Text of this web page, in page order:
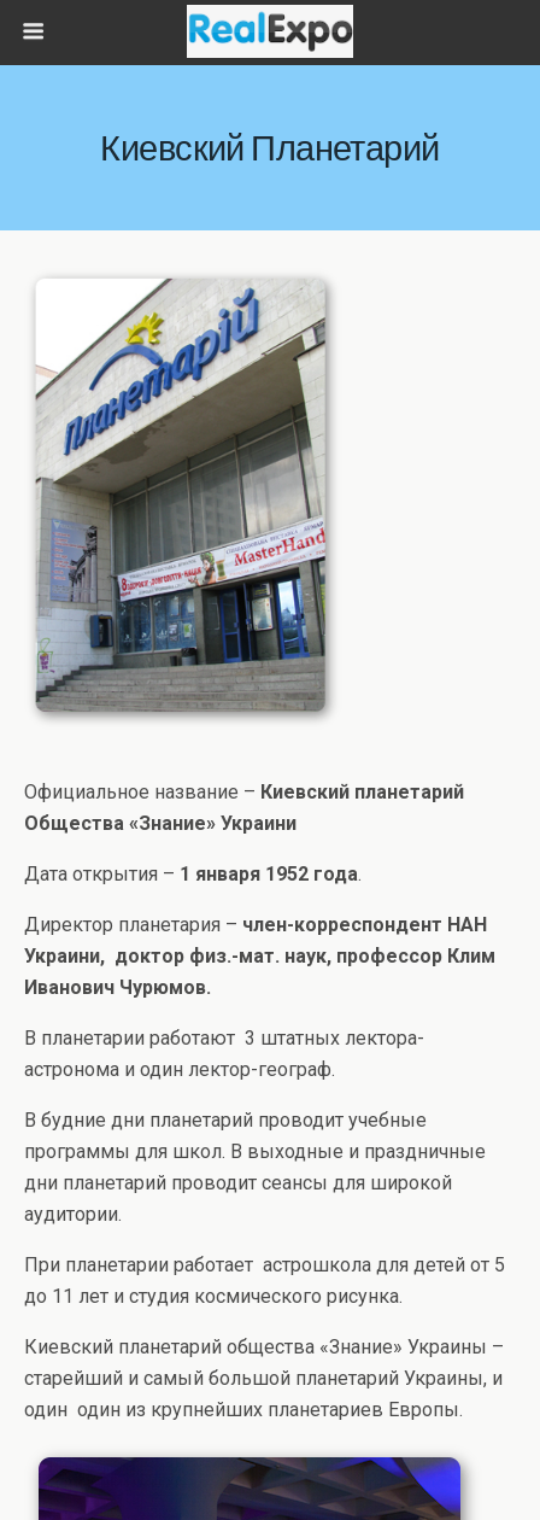
Киевский Планетарий
Официальное название – Киевский планетарий
Общества «Знание» Украини
Дата открытия – 1 января 1952 года.
Директор планетария – член-корреспондент НАН
Украини, доктор физ.-мат. наук, профессор Клим
Иванович Чурюмов.
В планетарии работают 3 штатных лектора-
астронома и один лектор-географ.
В будние дни планетарий проводит учебные
программы для школ. В выходные и праздничные
дни планетарий проводит сеансы для широкой
аудитории.
При планетарии работает астрошкола для детей от 5
до 11 лет и студия космического рисунка.
Киевский планетарий общества «Знание» Украины –
старейший и самый большой планетарий Украины, и
один один из крупнейших планетариев Европы.